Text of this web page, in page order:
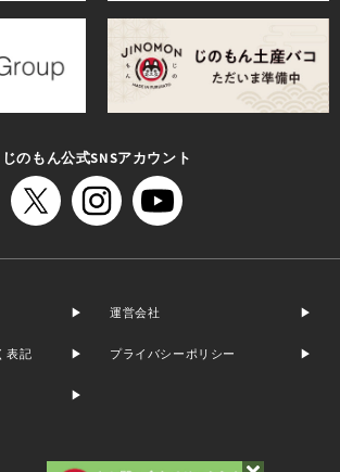
じのもん公式SNSアカウント
運営会社
表記 プライバシーポリシー